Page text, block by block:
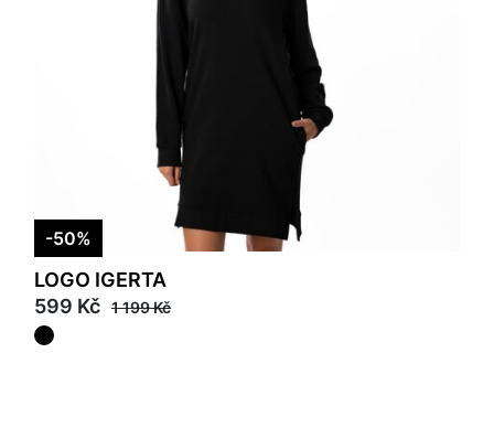
-50%
LOGO IGERTA
599 Kč 1 199 Kč